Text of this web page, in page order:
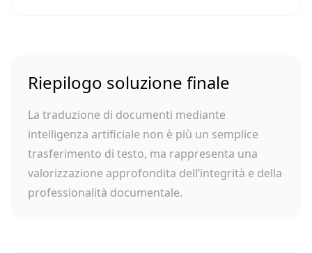
Riepilogo soluzione finale
La traduzione di documenti mediante
intelligenza artificiale non è più un semplice
trasferimento di testo, ma rappresenta una
valorizzazione approfondita dell’integrità e della
professionalità documentale.